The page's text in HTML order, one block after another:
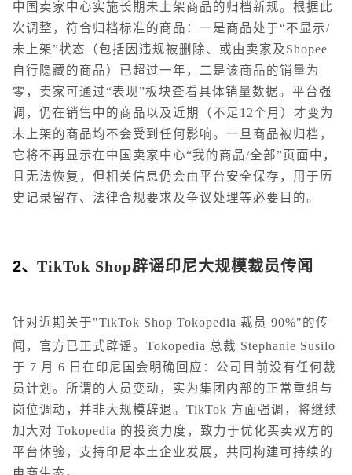
中国卖家中心实施长期未上架商品的归档新规。根据此
次调整，符合归档标准的商品：一是商品处于“不显示/
未上架”状态（包括因违规被删除、或由卖家及Shopee
自行隐藏的商品）已超过一年，二是该商品的销量为
零，卖家可通过“表现”板块查看具体销量数据。平台强
调，仍在销售中的商品以及近期（不足12个月）才变为
未上架的商品均不会受到任何影响。一旦商品被归档，
它将不再显示在中国卖家中心“我的商品/全部”页面中，
且无法恢复，但相关信息仍会由平台安全保存，用于历
史记录留存、法律合规要求及争议处理等必要目的。
2、 TikTok Shop辟谣印尼大规模裁员传闻
针对近期关于"TikTok Shop Tokopedia 裁员 90%"的传
闻，官方已正式辟谣。Tokopedia 总裁 Stephanie Susilo
于 7 月 6 日在印尼国会明确回应：公司目前没有任何裁
员计划。所谓的人员变动，实为集团内部的正常重组与
岗位调动，并非大规模辞退。TikTok 方面强调，将继续
加大对 Tokopedia 的投资力度，致力于优化买卖双方的
平台体验，支持印尼本土企业发展，共同构建可持续的